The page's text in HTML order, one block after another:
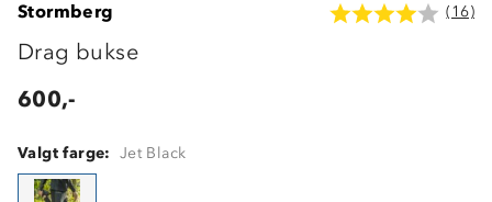
Stormberg (16)
Drag bukse
600,-
Valgt farge: Jet Black